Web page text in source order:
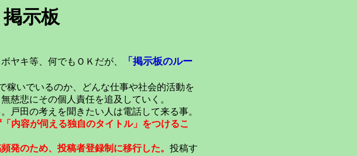
掲示板
ヤキ等、何でもＯＫだが、
「掲示板のルー
稼いでいるのか、どんな仕事や社会的活動を
慈悲にその個人責任を追及していく。
戸田の考えを聞きたい人は電話して来る事。
内容が伺える独自のタイトル」をつけるこ
発のため、投稿者登録制に移行した。 投稿す